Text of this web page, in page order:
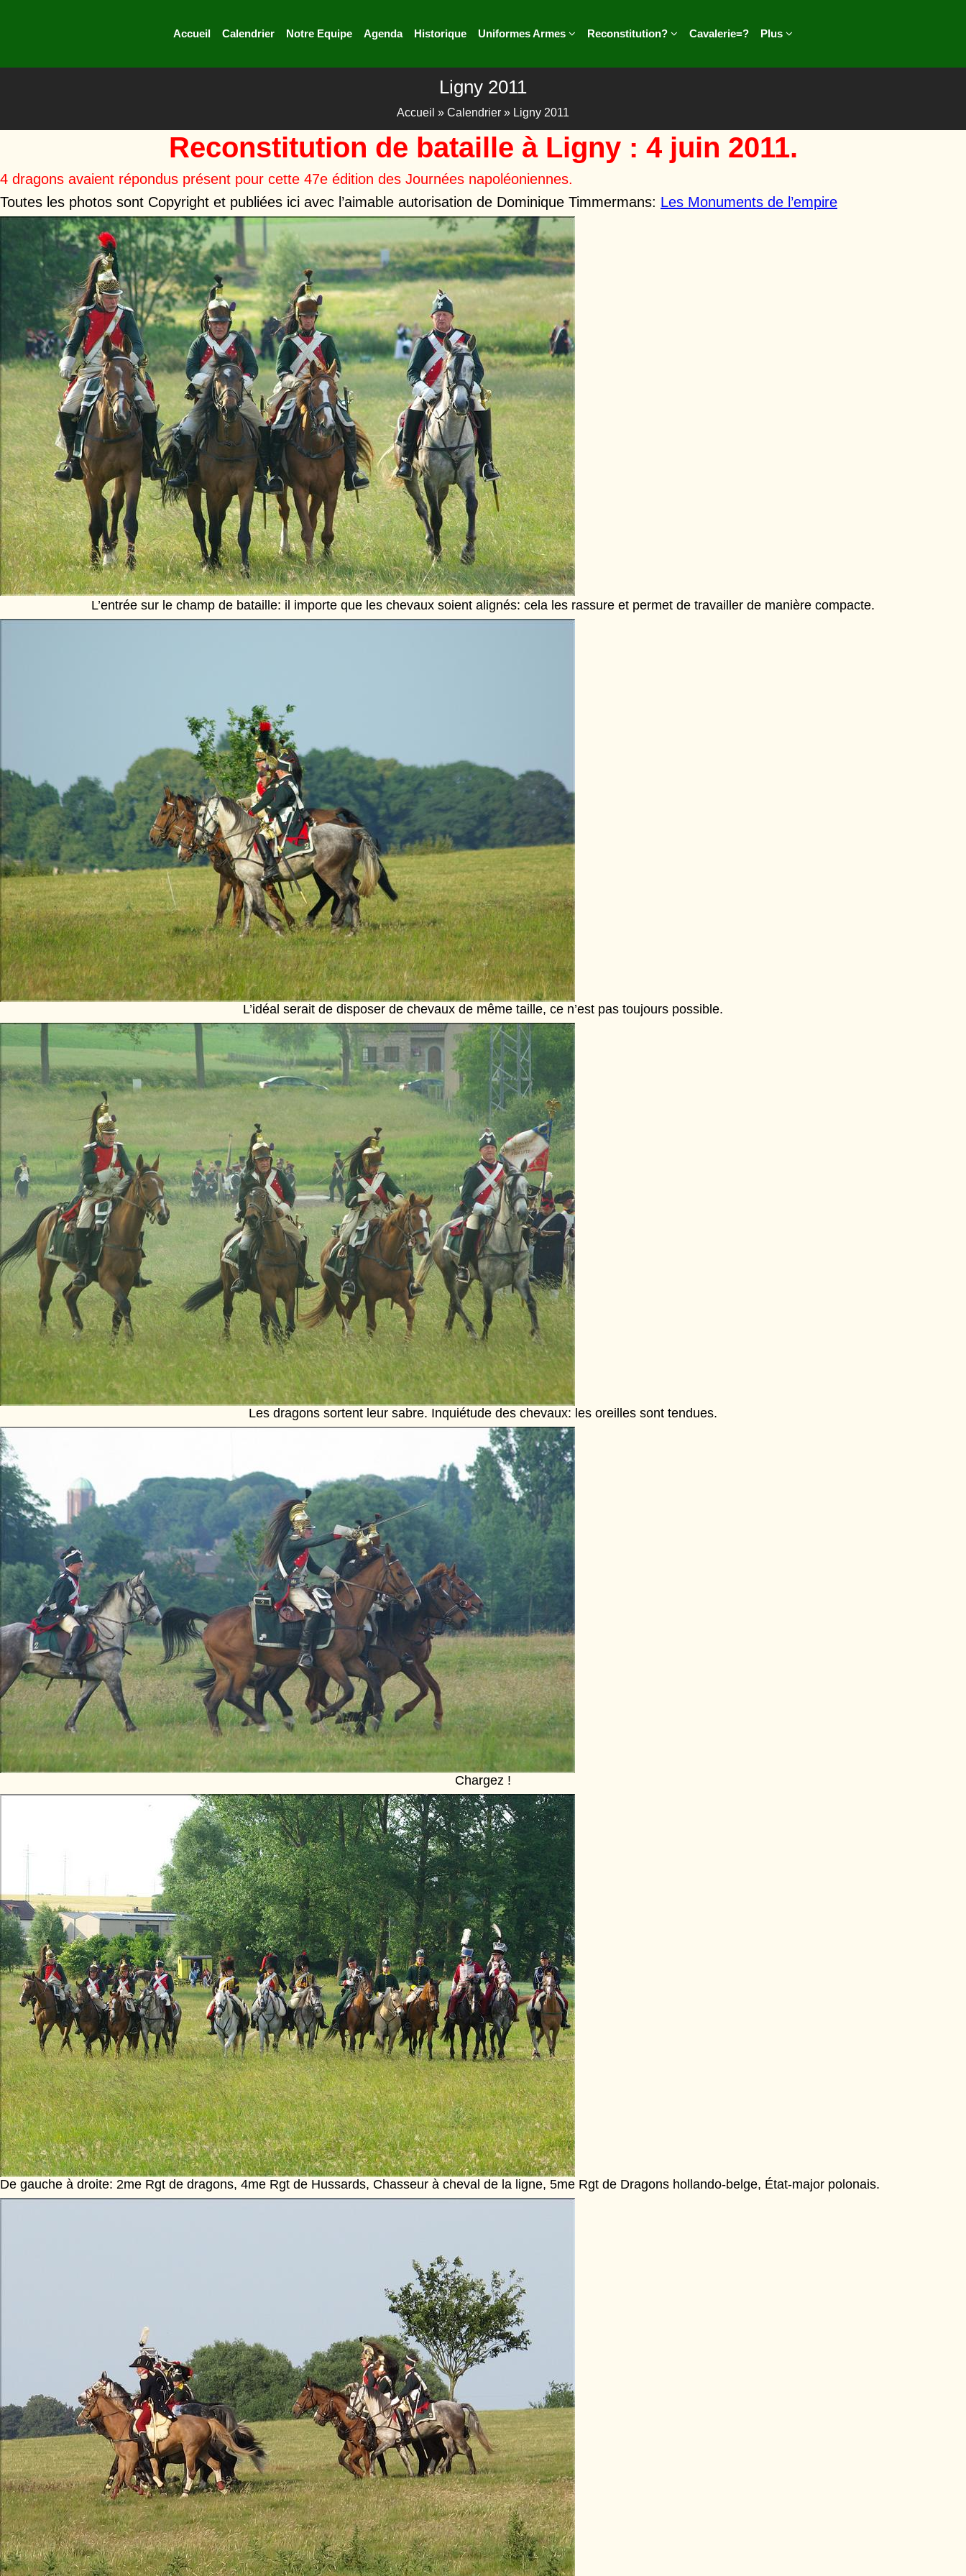
Accueil Calendrier Notre Equipe Agenda Historique Uniformes Armes Reconstitution? Cavalerie=? Plus
Ligny 2011
Accueil » Calendrier » Ligny 2011
Reconstitution de bataille à Ligny : 4 juin 2011.
4 dragons avaient répondus présent pour cette 47e édition des Journées napoléoniennes.
Toutes les photos sont Copyright et publiées ici avec l’aimable autorisation de Dominique Timmermans: Les Monuments de l’empire
L’entrée sur le champ de bataille: il importe que les chevaux soient alignés: cela les rassure et permet de travailler de manière compacte.
L’idéal serait de disposer de chevaux de même taille, ce n’est pas toujours possible.
Les dragons sortent leur sabre. Inquiétude des chevaux: les oreilles sont tendues.
Chargez !
De gauche à droite: 2me Rgt de dragons, 4me Rgt de Hussards, Chasseur à cheval de la ligne, 5me Rgt de Dragons hollando-belge, État-major polonais.